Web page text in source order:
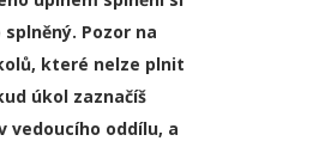
Pozor na
které nelze plnit
úkol zaznačíš
vedoucího oddílu, a